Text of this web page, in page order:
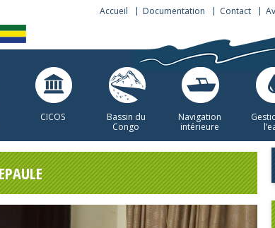
Accueil Documentation Contact
CICOS
Bassin du
Congo
Navigation
intérieure